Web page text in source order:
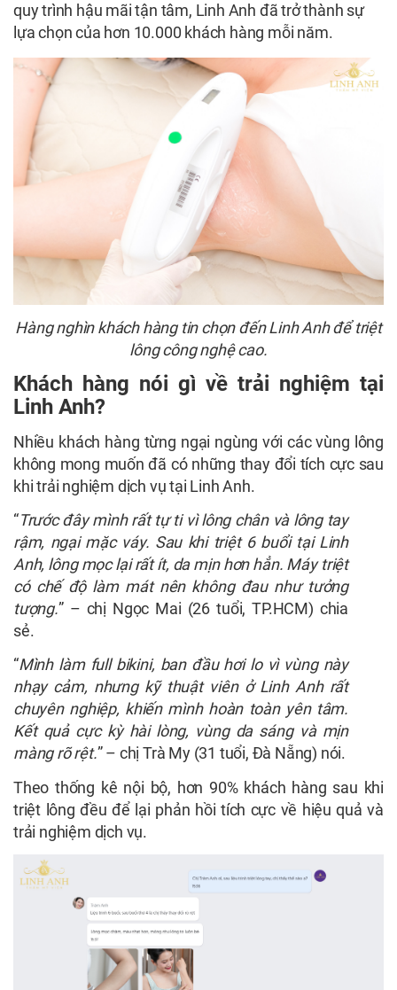
quy trình hậu mãi tận tâm, Linh Anh đã trở thành sự
lựa chọn của hơn 10.000 khách hàng mỗi năm.
Hàng nghìn khách hàng tin chọn đến Linh Anh để triệt
lông công nghệ cao.
Khách hàng nói gì về trải nghiệm tại
Linh Anh?
Nhiều khách hàng từng ngại ngùng với các vùng lông
không mong muốn đã có những thay đổi tích cực sau
khi trải nghiệm dịch vụ tại Linh Anh.
“Trước đây mình rất tự ti vì lông chân và lông tay
rậm, ngại mặc váy. Sau khi triệt 6 buổi tại Linh
Anh, lông mọc lại rất ít, da mịn hơn hẳn. Máy triệt
có chế độ làm mát nên không đau như tưởng
tượng.” – chị Ngọc Mai (26 tuổi, TP.HCM) chia
sẻ.
“Mình làm full bikini, ban đầu hơi lo vì vùng này
nhạy cảm, nhưng kỹ thuật viên ở Linh Anh rất
chuyên nghiệp, khiến mình hoàn toàn yên tâm.
Kết quả cực kỳ hài lòng, vùng da sáng và mịn
màng rõ rệt.” – chị Trà My (31 tuổi, Đà Nẵng) nói.
Theo thống kê nội bộ, hơn 90% khách hàng sau khi
triệt lông đều để lại phản hồi tích cực về hiệu quả và
trải nghiệm dịch vụ.